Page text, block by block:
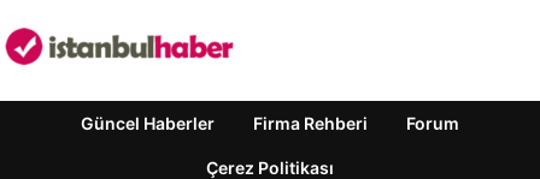
Güncel Haberler Firma Rehberi Forum
Çerez Politikası